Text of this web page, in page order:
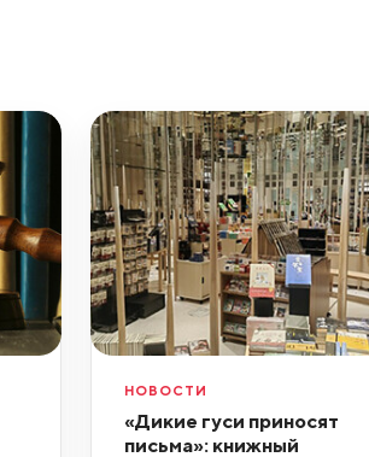
НОВОСТИ
«Дикие гуси приносят
письма»: книжный